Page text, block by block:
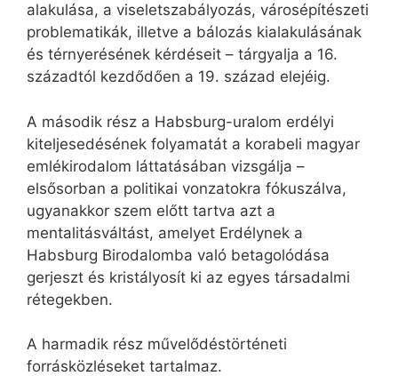
alakulása, a viseletszabályozás, városépítészeti
problematikák, illetve a bálozás kialakulásának
és térnyerésének kérdéseit – tárgyalja a 16.
századtól kezdődően a 19. század elejéig.
A második rész a Habsburg-uralom erdélyi
kiteljesedésének folyamatát a korabeli magyar
emlékirodalom láttatásában vizsgálja –
elsősorban a politikai vonzatokra fókuszálva,
ugyanakkor szem előtt tartva azt a
mentalitásváltást, amelyet Erdélynek a
Habsburg Birodalomba való betagolódása
gerjeszt és kristályosít ki az egyes társadalmi
rétegekben.
A harmadik rész művelődéstörténeti
forrásközléseket tartalmaz.